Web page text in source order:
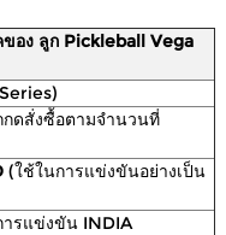
ของ ลูก Pickleball Vega
กดสั่งซื้อตามจำนวนที่
(ใช้ในการแข่งขันอย่างเป็น
รแข่งขัน INDIA